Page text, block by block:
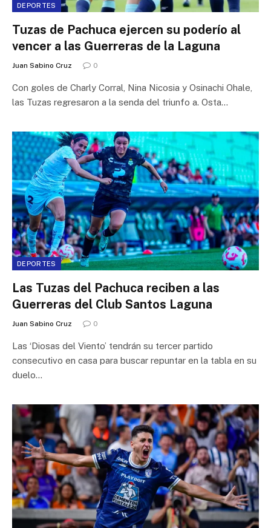
DEPORTES
Tuzas de Pachuca ejercen su poderío al
vencer a las Guerreras de la Laguna
Juan Sabino Cruz 0
Con goles de Charly Corral, Nina Nicosia y Osinachi Ohale,
las Tuzas regresaron a la senda del triunfo a. Osta…
DEPORTES
Las Tuzas del Pachuca reciben a las
Guerreras del Club Santos Laguna
Juan Sabino Cruz 0
Las ‘Diosas del Viento’ tendrán su tercer partido
consecutivo en casa para buscar repuntar en la tabla en su
duelo…